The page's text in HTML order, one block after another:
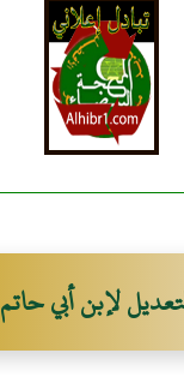
لإبن أبي حاتم